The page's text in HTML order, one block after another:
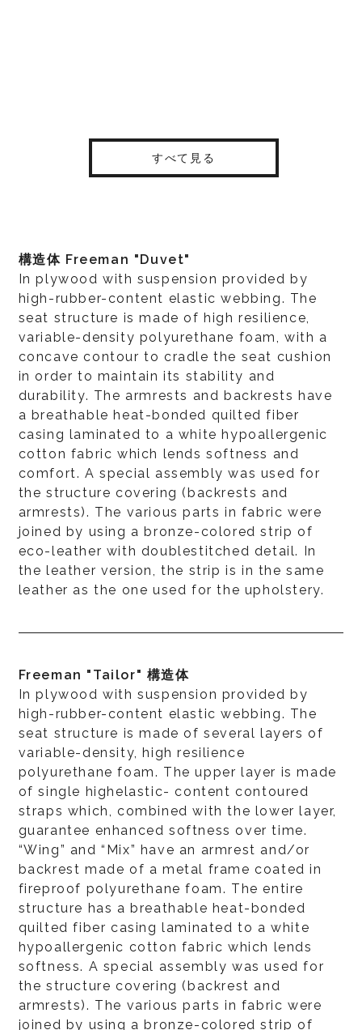
すべて見る
構造体 Freeman "Duvet"
In plywood with suspension provided by
high-rubber-content elastic webbing. The
seat structure is made of high resilience,
variable-density polyurethane foam, with a
concave contour to cradle the seat cushion
in order to maintain its stability and
durability. The armrests and backrests have
a breathable heat-bonded quilted fiber
casing laminated to a white hypoallergenic
cotton fabric which lends softness and
comfort. A special assembly was used for
the structure covering (backrests and
armrests). The various parts in fabric were
joined by using a bronze-colored strip of
eco-leather with doublestitched detail. In
the leather version, the strip is in the same
leather as the one used for the upholstery.
Freeman "Tailor" 構造体
In plywood with suspension provided by
high-rubber-content elastic webbing. The
seat structure is made of several layers of
variable-density, high resilience
polyurethane foam. The upper layer is made
of single highelastic- content contoured
straps which, combined with the lower layer,
guarantee enhanced softness over time.
“Wing” and “Mix” have an armrest and/or
backrest made of a metal frame coated in
fireproof polyurethane foam. The entire
structure has a breathable heat-bonded
quilted fiber casing laminated to a white
hypoallergenic cotton fabric which lends
softness. A special assembly was used for
the structure covering (backrest and
armrests). The various parts in fabric were
joined by using a bronze-colored strip of